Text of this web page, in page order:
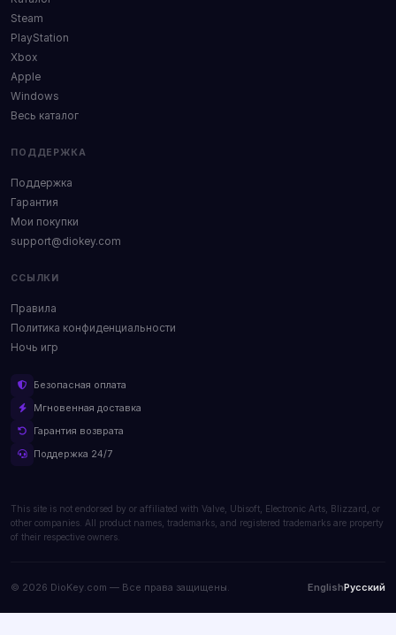
Steam
PlayStation
Xbox
Apple
Windows
Весь каталог
ПОДДЕРЖКА
Поддержка
Гарантия
Мои покупки
support@diokey.com
ССЫЛКИ
Правила
Политика конфиденциальности
Ночь игр
Безопасная оплата
Мгновенная доставка
Гарантия возврата
Поддержка 24/7
This site is not endorsed by or affiliated with Valve, Ubisoft, Electronic Arts, Blizzard, or
other companies. All product names, trademarks, and registered trademarks are property
of their respective owners.
© 2026 DioKey.com — Все права защищены. EnglishРусский